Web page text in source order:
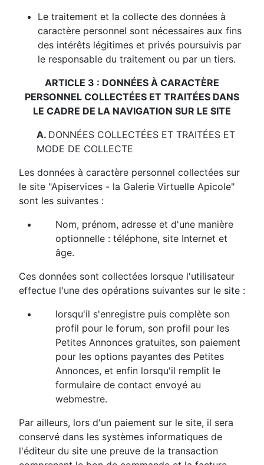
Le traitement et la collecte des données à
caractère personnel sont nécessaires aux fins
des intérêts légitimes et privés poursuivis par
le responsable du traitement ou par un tiers.
ARTICLE 3 : DONNÉES À CARACTÈRE
PERSONNEL COLLECTÉES ET TRAITÉES DANS
LE CADRE DE LA NAVIGATION SUR LE SITE
A. DONNÉES COLLECTÉES ET TRAITÉES ET
MODE DE COLLECTE
Les données à caractère personnel collectées sur
le site "Apiservices - la Galerie Virtuelle Apicole"
sont les suivantes :
Nom, prénom, adresse et d'une manière
optionnelle : téléphone, site Internet et
âge.
Ces données sont collectées lorsque l'utilisateur
effectue l'une des opérations suivantes sur le site :
lorsqu'il s'enregistre puis complète son
profil pour le forum, son profil pour les
Petites Annonces gratuites, son paiement
pour les options payantes des Petites
Annonces, et enfin lorsqu'il remplit le
formulaire de contact envoyé au
webmestre.
Par ailleurs, lors d'un paiement sur le site, il sera
conservé dans les systèmes informatiques de
l'éditeur du site une preuve de la transaction